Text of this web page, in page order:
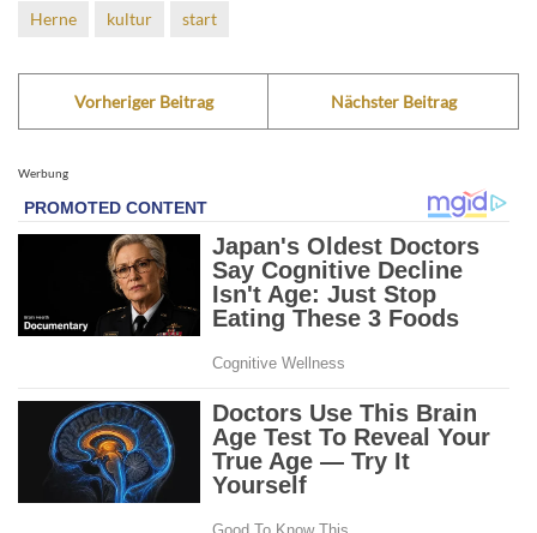
Herne kultur start
Vorheriger Beitrag Nächster Beitrag
Werbung